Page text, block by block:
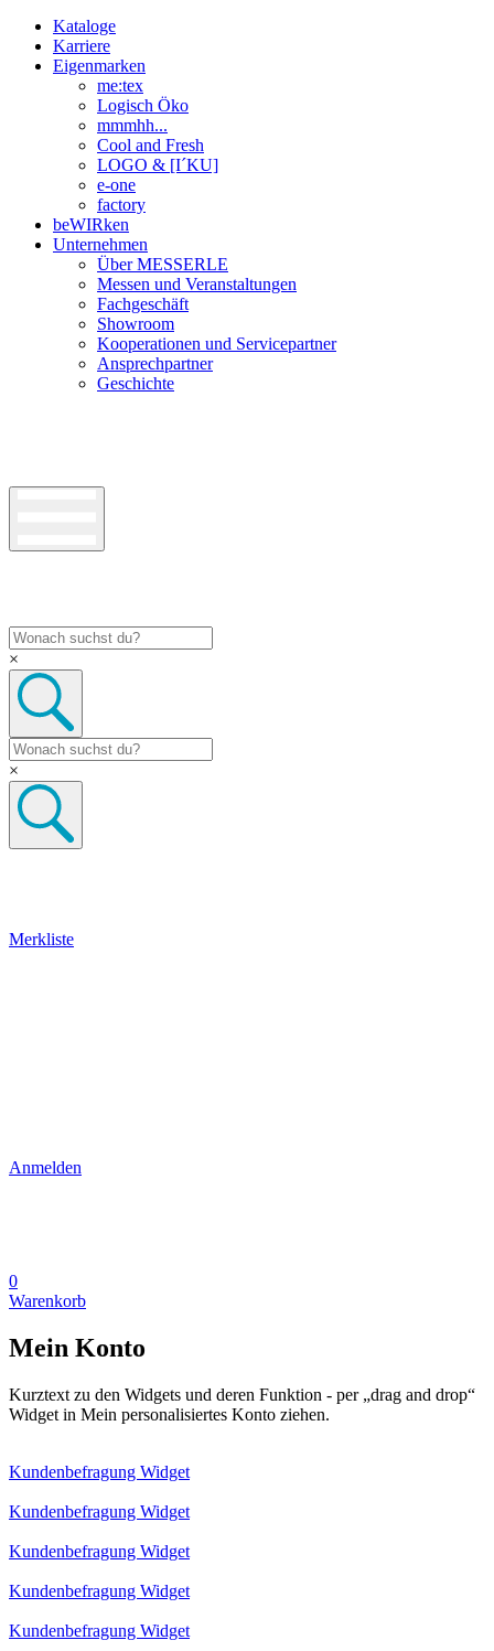
Kataloge
Karriere
Eigenmarken
me:tex
Logisch Öko
mmmhh...
Cool and Fresh
LOGO & [I´KU]
e-one
factory
beWIRken
Unternehmen
Über MESSERLE
Messen und Veranstaltungen
Fachgeschäft
Showroom
Kooperationen und Servicepartner
Ansprechpartner
Geschichte
×
×
Merkliste
Anmelden
0
Warenkorb
Mein Konto
Kurztext zu den Widgets und deren Funktion - per „drag and drop“
Widget in Mein personalisiertes Konto ziehen.
Kundenbefragung Widget
Kundenbefragung Widget
Kundenbefragung Widget
Kundenbefragung Widget
Kundenbefragung Widget